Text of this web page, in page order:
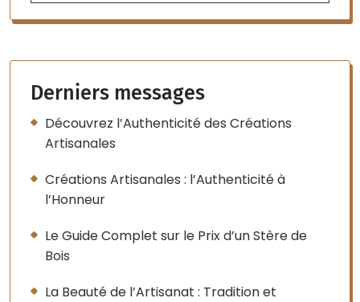
Derniers messages
Découvrez l’Authenticité des Créations
Artisanales
Créations Artisanales : l’Authenticité à
l’Honneur
Le Guide Complet sur le Prix d’un Stère de
Bois
La Beauté de l’Artisanat : Tradition et